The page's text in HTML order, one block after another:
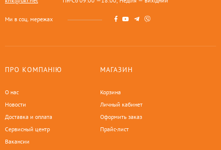
Ми в соц. мережах
ПРО КОМПАНІЮ
О нас
Новости
Доставка и оплата
Сервисный центр
Вакансии
МАГАЗИН
Корзина
Личный кабинет
Оформить заказ
Прайс-лист